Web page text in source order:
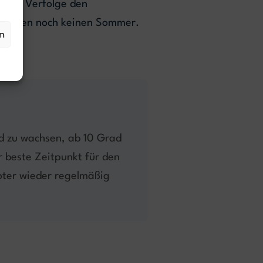
Verfolge den
noch keinen Sommer.
zu wachsen, ab 10 Grad
beste Zeitpunkt für den
wieder regelmäßig